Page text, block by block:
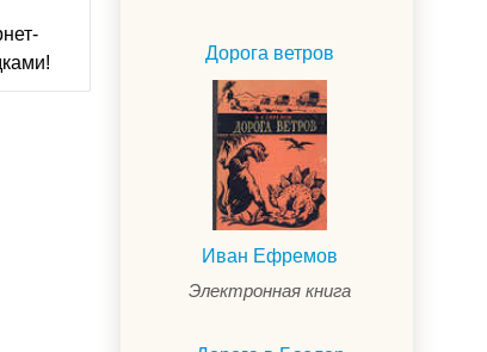
Дорога ветров
Иван Ефремов
Электронная книга